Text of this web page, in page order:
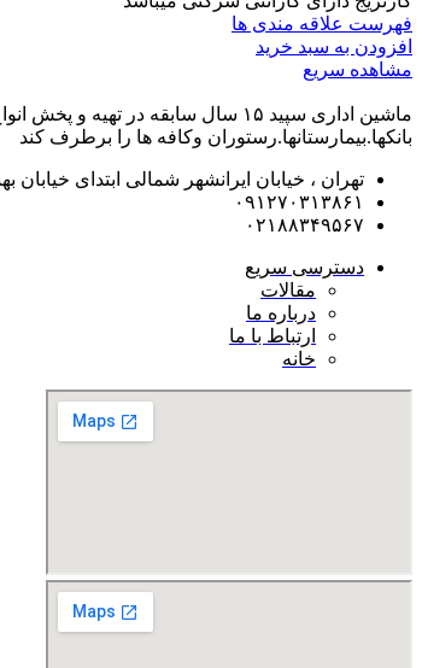
فهرست علاقه مندی ها
افزودن به سبد خرید
مشاهده سریع
ماشین اداری سپید ۱۵ سال سابقه
بانکها.بیمارستانها.رستوران و‌کافه ها را برطرف کند
تهران ، خیابان ایرانشهر شمالی ابتدای خیابان
۰۹۱۲۷۰۳۱۳۸۶۱
۰۲۱۸۸۳۴۹۵۶۷
دسترسی سریع
مقالات
درباره ما
ارتباط با ما
خانه